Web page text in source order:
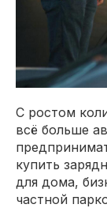
С ростом
всё больше
купить
для дома,
частной